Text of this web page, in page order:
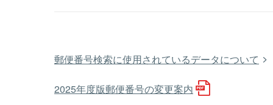
郵便番号検索に使用されているデータについて
2025年度版郵便番号の変更案内